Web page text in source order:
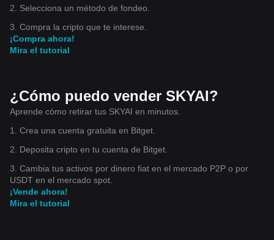
2. Selecciona un método de fondeo.
3. Compra la cripto que te interese.
¡Compra ahora!
Mira el tutorial
¿Cómo puedo vender SKYAI?
Aprende cómo retirar tus SKYAI en minutos.
1. Crea una cuenta gratuita en Bitget.
2. Deposita cripto en tu cuenta de Bitget.
3. Cambia tus activos por dinero fiat en el mercado P2P o por
USDT en el mercado spot.
¡Vende ahora!
Mira el tutorial